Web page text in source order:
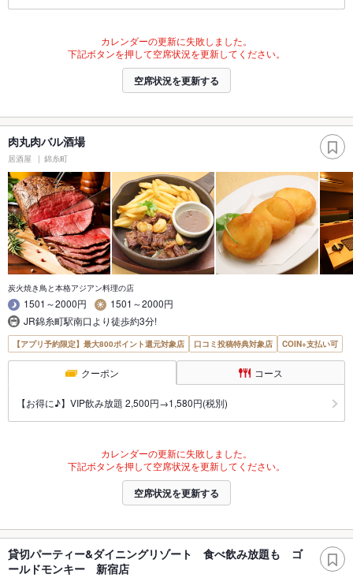
カレンダーの更新に失敗しました。
下記ボタンを押して空席状況を更新してください。
空席状況を更新する
肉丸肉バル酒場
居酒屋 錦糸町
炭火焼き鳥と本格アジアン料理の店
1501～2000円
1501～2000円
JR錦糸町駅南口より徒歩約3分!
【アプリ予約限定】最大800ポイント還元対象店 口コミ投稿特典対象店 COIN+支払い可
クーポン コース
【お得に♪】VIP飲み放題 2,500円→1,580円(税別)
カレンダーの更新に失敗しました。
下記ボタンを押して空席状況を更新してください。
空席状況を更新する
貸切パーティー&ダイニングリゾート 食べ飲み放題も ゴ
ールドモンキー 新宿店